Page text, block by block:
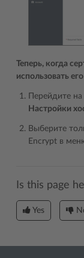
Теперь, когда
использовать
Перейдите
Настройки
Выберите
Encrypt в
Is this page
Yes